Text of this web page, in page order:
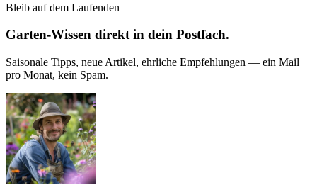
Bleib auf dem Laufenden
Garten-Wissen direkt in dein Postfach.
Saisonale Tipps, neue Artikel, ehrliche Empfehlungen — ein Mail
pro Monat, kein Spam.